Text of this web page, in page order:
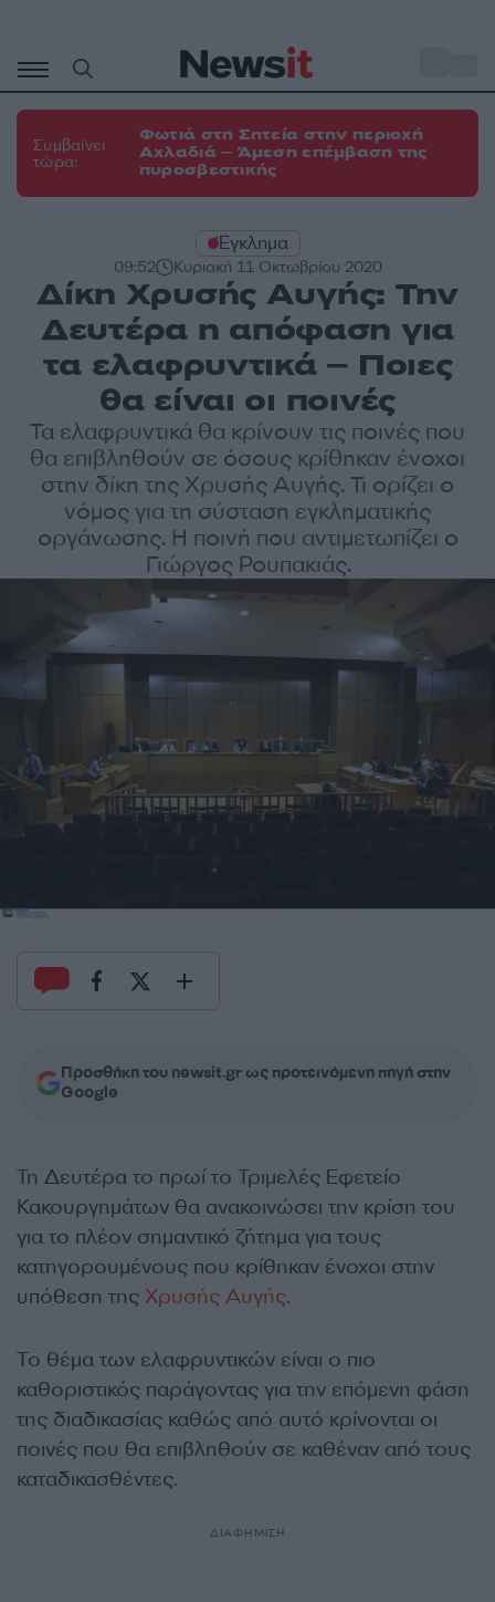
περιεχόμενο
Συμβαίνει
τώρα:
Φωτιά στη Σητεία στην περιοχή
Αχλαδιά – Άμεση επέμβαση της
πυροσβεστικής
Έγκλημα
09:52 Κυριακή 11 Οκτωβρίου 2020
Δίκη Χρυσής Αυγής: Την
Δευτέρα η απόφαση για
τα ελαφρυντικά – Ποιες
θα είναι οι ποινές
Τα ελαφρυντικά θα κρίνουν τις ποινές που
θα επιβληθούν σε όσους κρίθηκαν ένοχοι
στην δίκη της Χρυσής Αυγής. Τι ορίζει ο
νόμος για τη σύσταση εγκληματικής
οργάνωσης. Η ποινή που αντιμετωπίζει ο
Γιώργος Ρουπακιάς.
Προσθήκη του newsit.gr ως προτεινόμενη πηγή στην
Google
Τη Δευτέρα το πρωί το Τριμελές Εφετείο
Κακουργημάτων θα ανακοινώσει την κρίση του
για το πλέον σημαντικό ζήτημα για τους
κατηγορουμένους που κρίθηκαν ένοχοι στην
υπόθεση της Χρυσής Αυγής.
Το θέμα των ελαφρυντικών είναι ο πιο
καθοριστικός παράγοντας για την επόμενη φάση
της διαδικασίας καθώς από αυτό κρίνονται οι
ποινές που θα επιβληθούν σε καθέναν από τους
καταδικασθέντες.
ΔΙΑΦΗΜΙΣΗ